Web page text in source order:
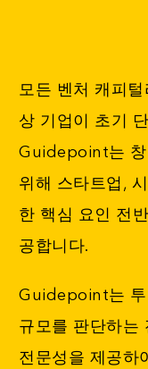
모든 벤처 캐피
상 기업이 초기
Guidepoint는 창
위해 스타트업,
한 핵심 요인 전
공합니다.
Guidepoint는 투
규모를 판단하는
전문성을 제공하